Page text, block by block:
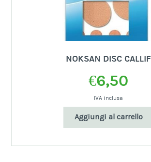
NOKSAN DISC CALLIF
€6,50
IVA inclusa
Aggiungi al carrello